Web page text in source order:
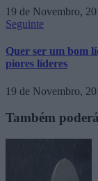
19 de Novembro,
Seguinte
Quer ser um bom
piores líderes
19 de Novembro,
Também